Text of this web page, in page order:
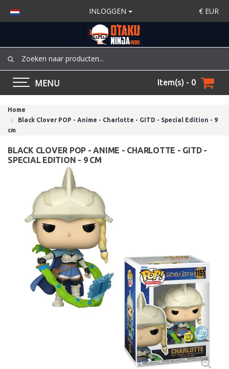
INLOGGEN € EUR
MENU Item(s) - 0
Home
Black Clover POP - Anime - Charlotte - GITD - Special Edition - 9
cm
BLACK CLOVER POP - ANIME - CHARLOTTE - GITD -
SPECIAL EDITION - 9 CM